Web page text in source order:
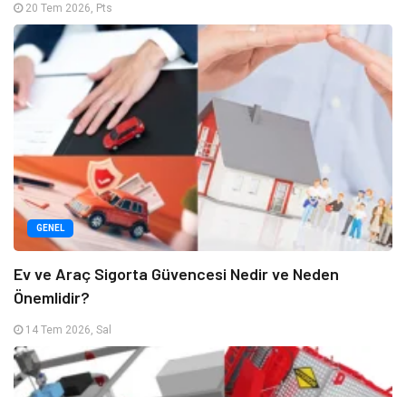
20 Tem 2026, Pts
GENEL
Ev ve Araç Sigorta Güvencesi Nedir ve Neden
Önemlidir?
14 Tem 2026, Sal